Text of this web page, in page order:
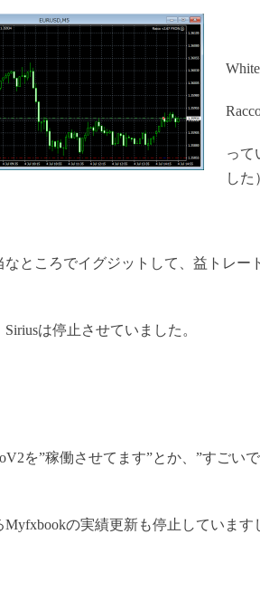
って
した
なところでイグジットして、益トレ
は停止させていました。
を”稼働させてます”とか、”すご
Myfxbookの実績更新も停止しています